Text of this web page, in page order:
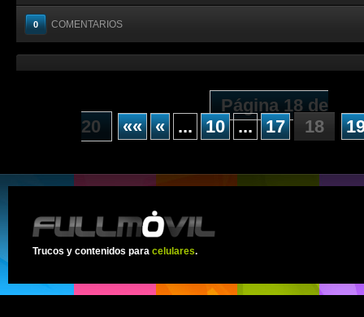
0 COMENTARIOS
Página 18 de
20
«« « ... 10 ... 17 18
Trucos y contenidos para celulares.